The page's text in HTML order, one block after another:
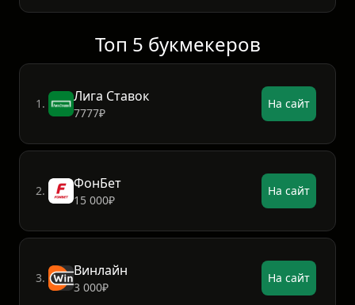
Топ 5 букмекеров
1. Лига Ставок
7777₽
На сайт
2. ФонБет
15 000₽
На сайт
3. Винлайн
3 000₽
На сайт